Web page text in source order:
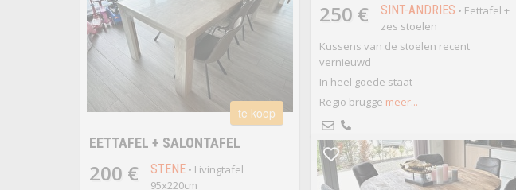
250 € SINT-ANDRIES • Eettafel +
zes stoelen
Kussens van de stoelen recent
vernieuwd
In heel goede staat
Regio brugge meer...
te koop
EETTAFEL + SALONTAFEL
200 € STENE • Livingtafel
95x220cm